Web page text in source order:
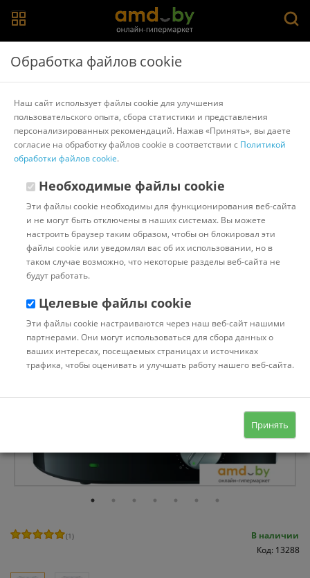
Главная > Каталог товаров Электрические пароварки
Braun
Пароварка Braun IdentityCollection FS 5100 Black
Другие товары Braun
(1)
В наличии
Код: 13288
Обработка файлов cookie
Наш сайт использует файлы cookie для улучшения
пользовательского опыта, сбора статистики и представления
персонализированных рекомендаций. Нажав «Принять», вы даете
согласие на обработку файлов cookie в соответствии с Политикой
обработки файлов cookie.
Необходимые файлы cookie
Эти файлы cookie необходимы для функционирования веб-сайта
и не могут быть отключены в наших системах. Вы можете
настроить браузер таким образом, чтобы он блокировал эти
файлы cookie или уведомлял вас об их использовании, но в
таком случае возможно, что некоторые разделы веб-сайта не
будут работать.
Целевые файлы cookie
Эти файлы cookie настраиваются через наш веб-сайт нашими
партнерами. Они могут использоваться для сбора данных о
ваших интересах, посещаемых страницах и источниках
трафика, чтобы оценивать и улучшать работу нашего веб-сайта.
Принять